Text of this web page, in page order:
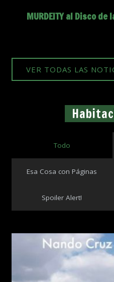
MURDEITY al Disco de
VER TODAS LAS
Todo
Esa Cosa con Páginas
Spoiler Alert!